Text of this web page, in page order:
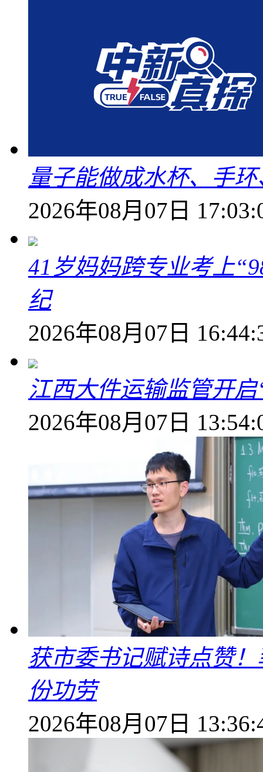
量子能做成水杯、手
2026年08月07日
41岁妈妈跨专业考上
纪
2026年08月07日
江西大件运输监管开
2026年08月07日
获市委书记赋诗点赞
份功劳
2026年08月07日